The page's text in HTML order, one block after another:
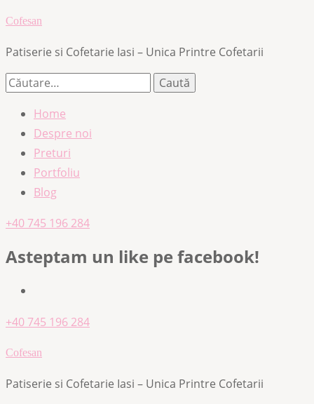
Cofesan
Patiserie si Cofetarie Iasi – Unica Printre Cofetarii
Caută
Home
Despre noi
Preturi
Portfoliu
Blog
+40 745 196 284
Asteptam un like pe facebook!
+40 745 196 284
Cofesan
Patiserie si Cofetarie Iasi – Unica Printre Cofetarii